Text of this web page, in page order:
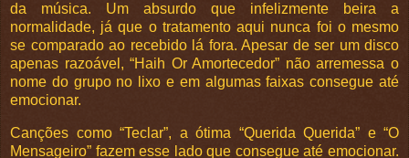
da música. Um absurdo que infelizmente beira a
normalidade, já que o tratamento aqui nunca foi o mesmo
se comparado ao recebido lá fora. Apesar de ser um disco
apenas razoável, “Haih Or Amortecedor” não arremessa o
nome do grupo no lixo e em algumas faixas consegue até
emocionar.
Canções como “Teclar”, a ótima “Querida Querida” e “O
Mensageiro” fazem esse lado que consegue até emocionar.